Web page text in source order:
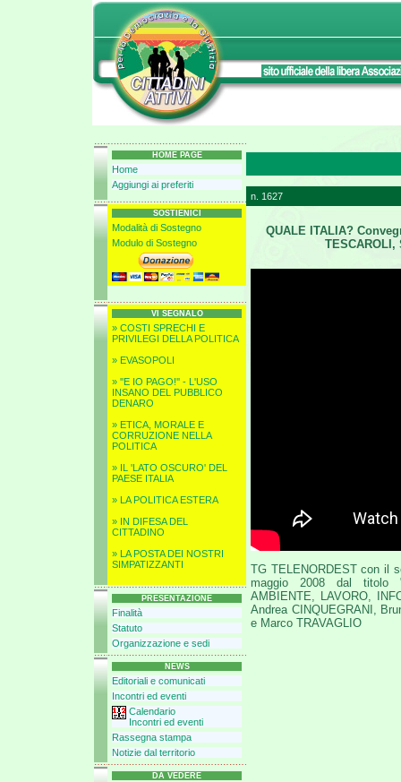
HOME PAGE
Home
Aggiungi ai preferiti
SOSTIENICI
Modalità di Sostegno
Modulo di Sostegno
VI SEGNALO
» COSTI SPRECHI E
PRIVILEGI DELLA POLITICA
» EVASOPOLI
» ''E IO PAGO!'' - L'USO
INSANO DEL PUBBLICO
DENARO
» ETICA, MORALE E
CORRUZIONE NELLA
POLITICA
» IL 'LATO OSCURO' DEL
PAESE ITALIA
» LA POLITICA ESTERA
» IN DIFESA DEL
CITTADINO
» LA POSTA DEI NOSTRI
SIMPATIZZANTI
PRESENTAZIONE
Finalità
Statuto
Organizzazione e sedi
NEWS
Editoriali e comunicati
Incontri ed eventi
Calendario
Incontri ed eventi
Rassegna stampa
Notizie dal territorio
DA VEDERE
n. 1627
QUALE ITALIA?
TESCAROLI,
TG TELENORDEST con il
maggio 2008 dal titolo
AMBIENTE, LAVORO,
Andrea CINQUEGRANI,
e Marco TRAVAGLIO